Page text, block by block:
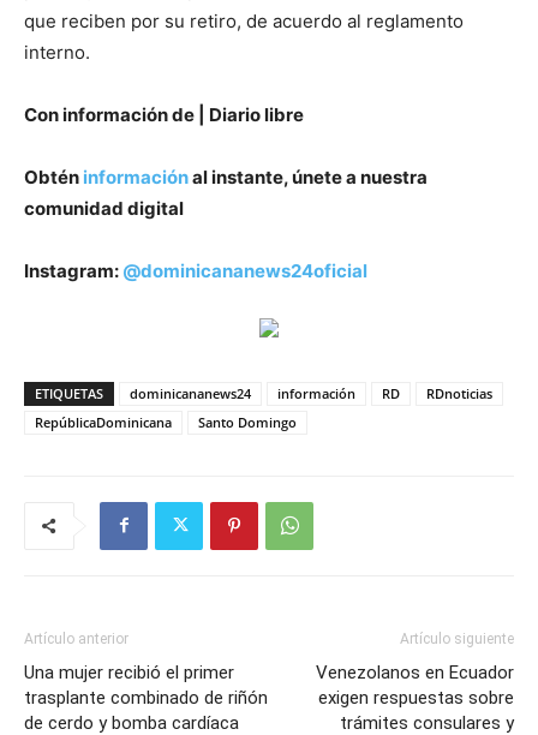
que reciben por su retiro, de acuerdo al reglamento
interno.
Con información de | Diario libre
Obtén informaciónal instante, únete a nuestra
comunidad digital
Instagram: @dominicananews24oficial
ETIQUETAS dominicananews24 información RD
RDnoticias
RepúblicaDominicana
Santo Domingo
Artículo anterior
Una mujer recibió el primer
trasplante combinado de riñón
de cerdo y bomba cardíaca
Artículo siguiente
Venezolanos en Ecuador
exigen respuestas sobre
trámites consulares y